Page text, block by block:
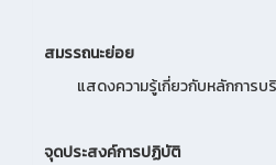
สมรรถนะย่อย
แสดงความรู้เกี่ยวกับหลักการบ
จุดประสงค์การปฏิบัติ